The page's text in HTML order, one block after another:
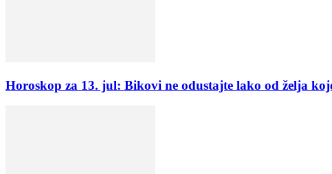
Horoskop za 13. jul: Bikovi ne odustajte lako od želja